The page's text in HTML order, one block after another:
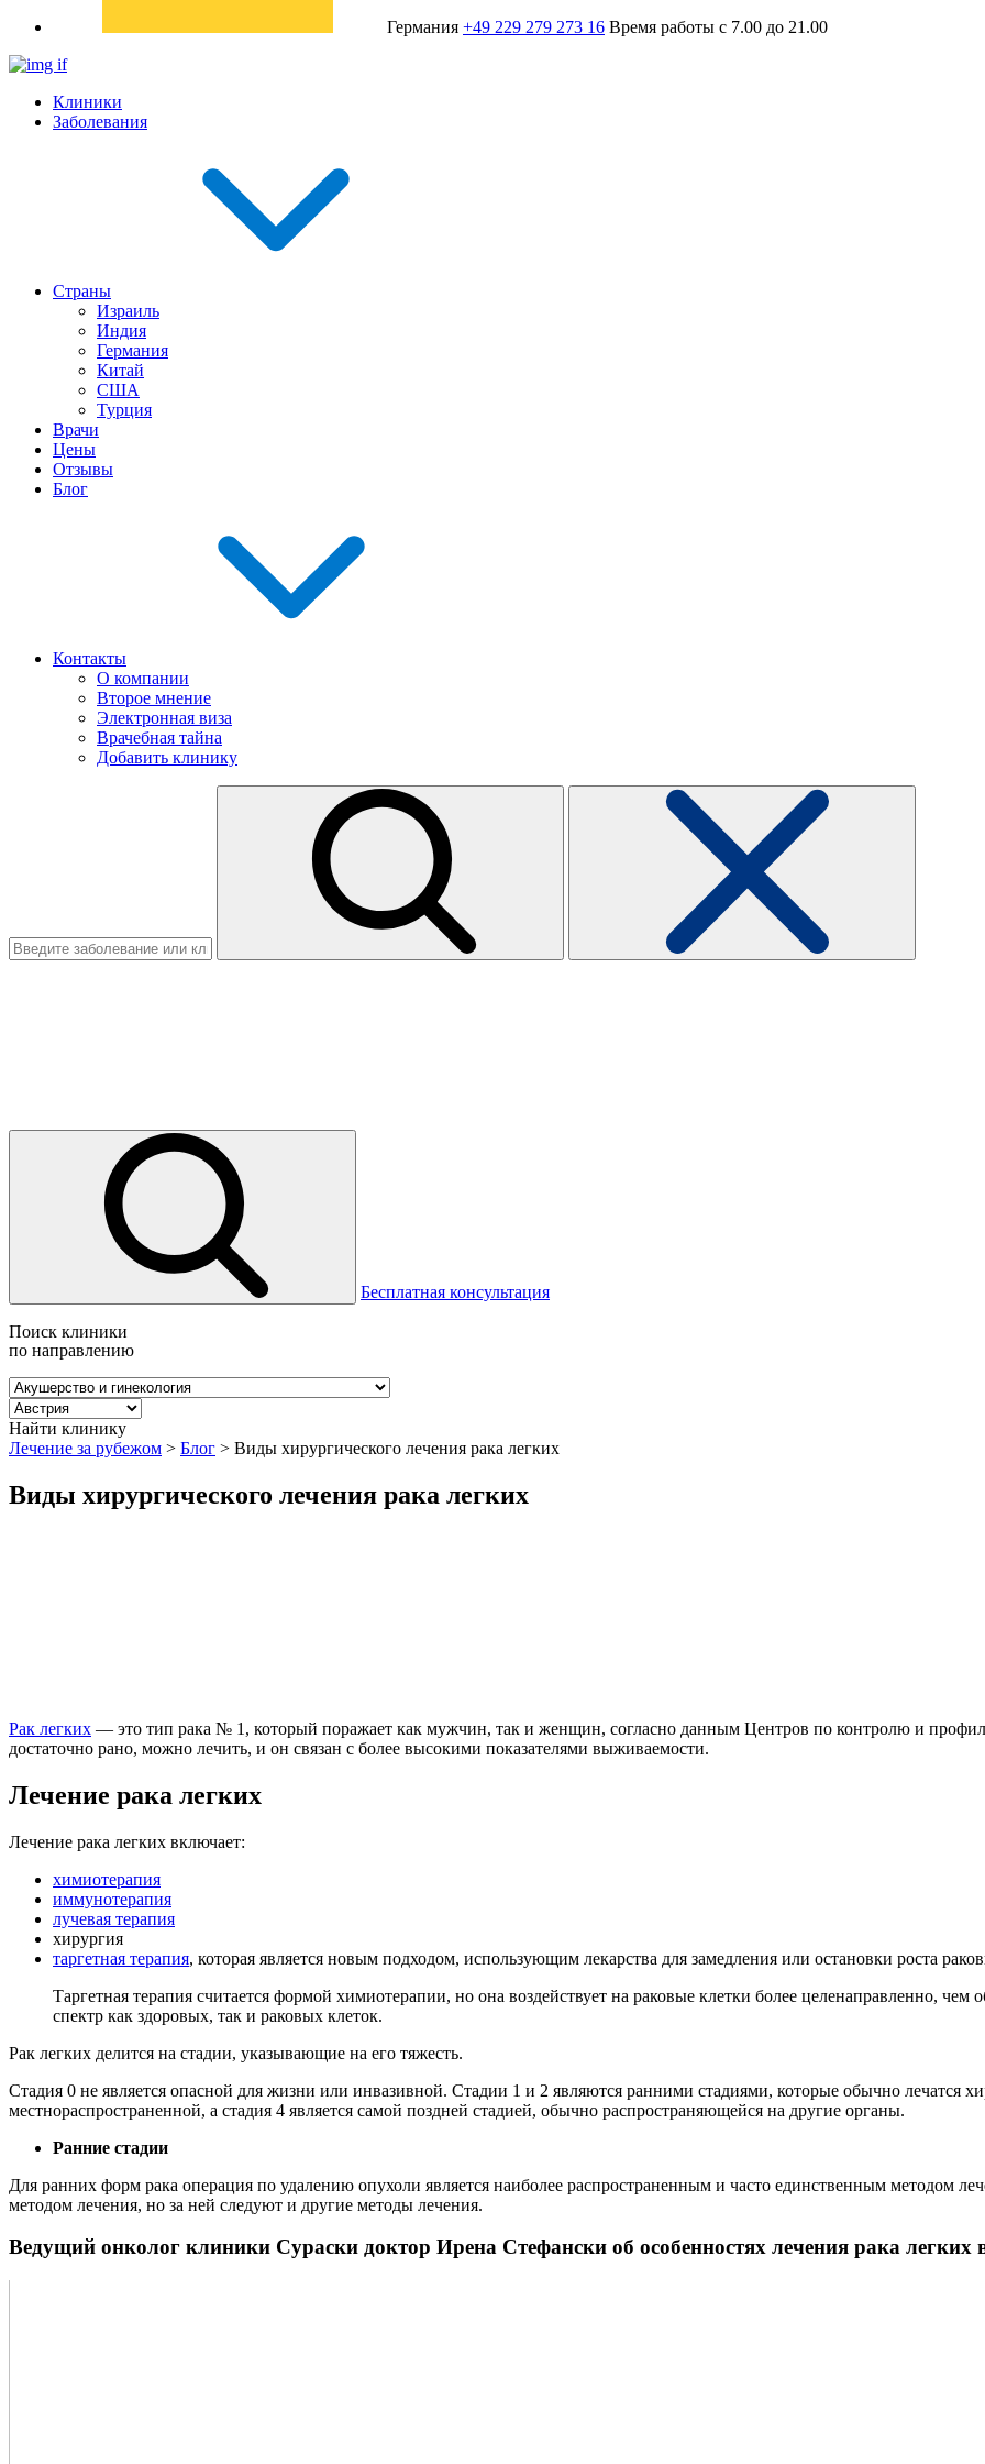
Германия +49 229 279 273 16 Время работы с 7.00 до 21.00
Клиники
Заболевания
Страны
Израиль
Индия
Германия
Китай
США
Турция
Врачи
Цены
Отзывы
Блог
Контакты
О компании
Второе мнение
Электронная виза
Врачебная тайна
Добавить клинику
Бесплатная консультация
Поиск клиники
по направлению
Найти клинику
Лечение за рубежом > Блог > Виды хирургического лечения рака легких
Виды хирургического лечения рака легких
Рак легких — это тип рака № 1, который поражает как мужчин, так и женщин, согласно данным Центров по контролю и
достаточно рано, можно лечить, и он связан с более высокими показателями выживаемости.
Лечение рака легких
Лечение рака легких включает:
химиотерапия
иммунотерапия
лучевая терапия
хирургия
таргетная терапия, которая является новым подходом, использующим лекарства для замедления или остановки роста
Таргетная терапия считается формой химиотерапии, но она воздействует на раковые клетки более целенаправленно,
спектр как здоровых, так и раковых клеток.
Рак легких делится на стадии, указывающие на его тяжесть.
Стадия 0 не является опасной для жизни или инвазивной. Стадии 1 и 2 являются ранними стадиями, которые обычно лечатся
местнораспространенной, а стадия 4 является самой поздней стадией, обычно распространяющейся на другие органы.
Ранние стадии
Для ранних форм рака операция по удалению опухоли является наиболее распространенным и часто единственным методом
методом лечения, но за ней следуют и другие методы лечения.
Ведущий онколог клиники Сураски доктор Ирена Стефански об особенностях лечения рака легких